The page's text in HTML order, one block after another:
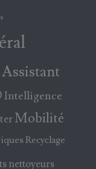
Intelligence
Mobilité
Recyclage
nettoyeurs